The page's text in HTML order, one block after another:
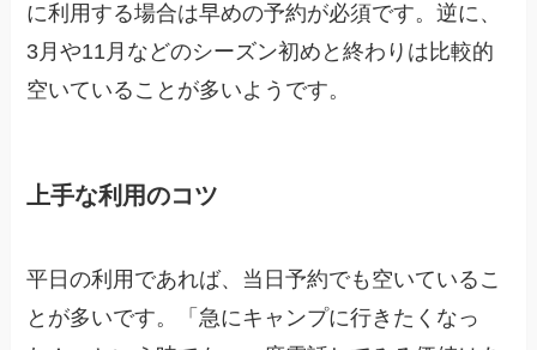
に利用する場合は早めの予約が必須です。逆に、
3月や11月などのシーズン初めと終わりは比較的
空いていることが多いようです。
上手な利用のコツ
平日の利用であれば、当日予約でも空いているこ
とが多いです。「急にキャンプに行きたくなっ